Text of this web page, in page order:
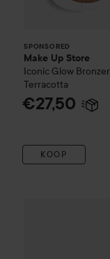
SPONSORED
Make Up Store
Iconic Glow Bronzer
Terracotta
€27,50
KOOP